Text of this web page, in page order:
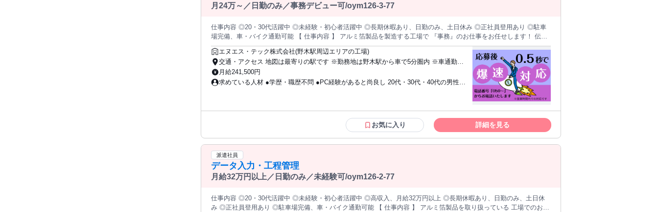
月24万～／日勤のみ／事務デビュー可/oym126-3-77
仕事内容 ◎20・30代活躍中 ◎未経験・初心者活躍中 ◎長期休暇あり、日勤のみ、土日休み ◎正社員登用あり ◎駐車
場完備、車・バイク通勤可能 【 仕事内容 】 アルミ箔製品を製造する工場で 『事務』のお仕事をお任せします！ 伝票
整理やファイリング、電話や 来客された方のご対応などの庶務全般。 また、生産に必要な素材や部品の購入作業。 デ
ータ入力や資料作成などPCを使用した 業務もお願いします！ 《 事務経験がなくてもOK！未経験歓迎♪ 》 PC経験、ス
キルがある方大歓迎！ 事務作業は現場スタッフが 丁寧に教えてくれるので安心♪ 《 プライベート重視派におすすめ！
》 日勤専属×土日休みなので プライベートを大切にすることが出来ます！ プライベートと仕事のバランスを考えて 事
務への転職をしたいという方にも ピッタリの職場です♪ 《 車通勤OK♪交通費も支給あり！ 》 敷地内に無料駐車場あ
エヌエス・テック株式会社(野木駅周辺エリアの工場)
交通・アクセス 地図は最寄りの駅です ※勤務地は野木駅から車で5分圏内 ※車通勤
OK
月給241,500円
求めている人材 ●学歴・職歴不問 ●PC経験があると尚良し 20代・30代・40代の男性ス
語スキルが必要です。 ※Fluency in Japanese reading, writing, and oral communication
is needed, therefore we usually use Japanese.
お気に入り 詳細を見る
派遣社員
データ入力・工程管理
月給32万円以上／日勤のみ／未経験可/oym126-2-77
仕事内容 ◎20・30代活躍中 ◎未経験・初心者活躍中 ◎高収入、月給32万円以上 ◎長期休暇あり、日勤のみ、土日休
み ◎正社員登用あり ◎駐車場完備、車・バイク通勤可能 【 仕事内容 】 アルミ箔製品を取り扱っている 工場でのお仕